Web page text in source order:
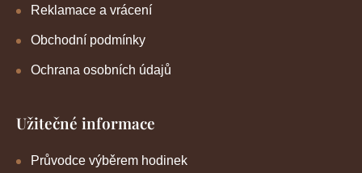
Reklamace a vrácení
Obchodní podmínky
Ochrana osobních údajů
Užitečné informace
Průvodce výběrem hodinek